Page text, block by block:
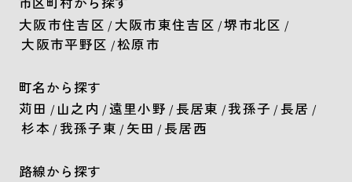
大阪市住吉区 / 大阪市東住吉区 /堺市北区 /
大阪市平野区 /松原市
町名から探す
苅田 / 山之内 / 遠里小野 / 長居東 / 我孫子 / 長居 /
杉本 / 我孫子東 / 矢田 / 長居西
路線から探す